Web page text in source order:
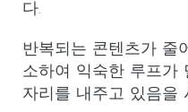
다.
반복되는 콘텐츠가 줄
소하여 익숙한 루프가
자리를 내주고 있음을